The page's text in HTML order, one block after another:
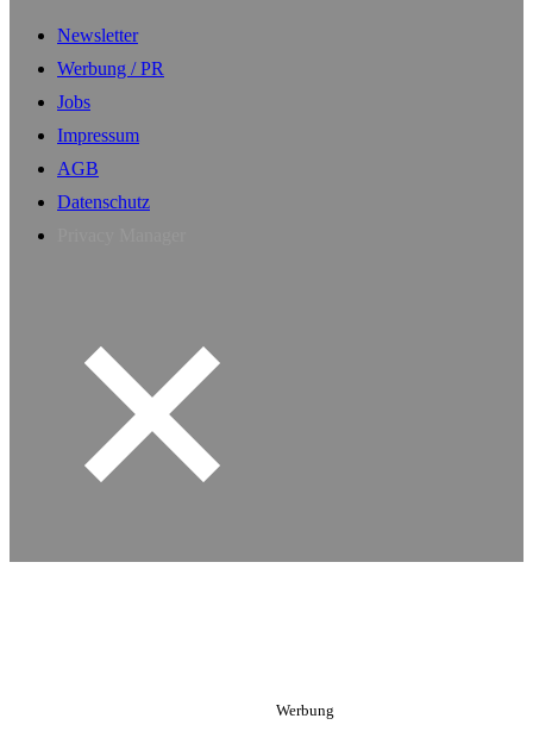
Newsletter
Werbung / PR
Jobs
Impressum
AGB
Datenschutz